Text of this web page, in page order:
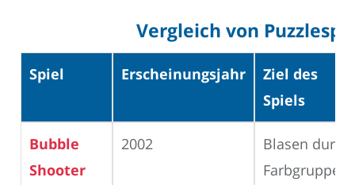
Vergleich von
Spiel Erscheinungsjahr
Ziel des
Spiels
Bubble
Shooter
2002
Blasen durch
Farbgruppen